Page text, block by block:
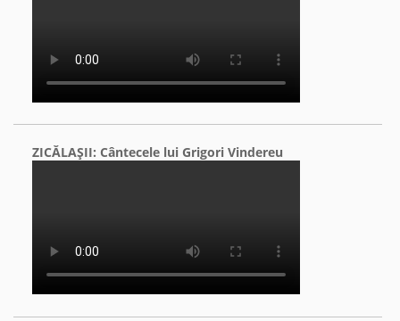
ZICĂLAŞII: Cântecele lui Grigori Vindereu